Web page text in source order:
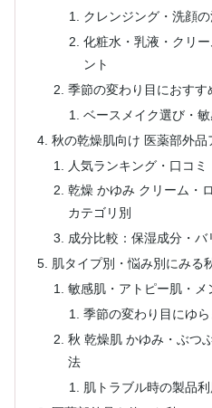
クレンジング・洗顔の
化粧水・乳液・クリ
ント
季節の変わり目におす
ベースメイク選び・
秋の乾燥肌向け 医薬部外品
人気ランキング・口コ
乾燥 かゆみ クリーム・
カテゴリ別
成分比較：保湿成分・
肌タイプ別・悩み別にみる
敏感肌・アトピー肌・
季節の変わり目にゆ
秋 乾燥肌 かゆみ・ぶつ
法
肌トラブル時の製品